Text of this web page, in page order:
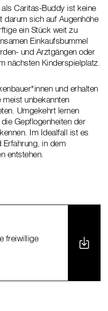
Caritas-Buddy ist keine
sich auf Augenhöhe
ein Stück weit zu
Einkaufsbummel
und Arztgängen oder
nächsten Kinderspielplatz.
und erhalten
unbekannten
Umgekehrt lernen
Gepflogenheiten der
Im Idealfall ist es
in dem
entstehen.
freiwillige